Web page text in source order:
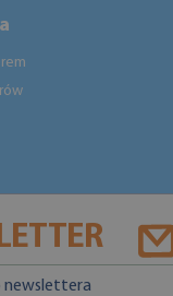
newslettera